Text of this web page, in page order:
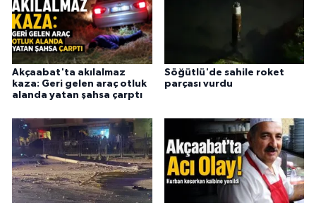
Akçaabat'ta akılalmaz
kaza: Geri gelen araç otluk
alanda yatan şahsa çarptı
Söğütlü'de sahile roket
parçası vurdu